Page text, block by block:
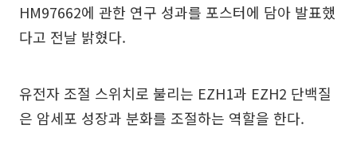
HM97662에 관한 연구 성과를 포스터에 담아 발표했
다고 전날 밝혔다.
유전자 조절 스위치로 불리는 EZH1과 EZH2 단백질
은 암세포 성장과 분화를 조절하는 역할을 한다.